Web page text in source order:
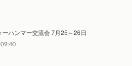
ーハンマー交流会 7月25～26日